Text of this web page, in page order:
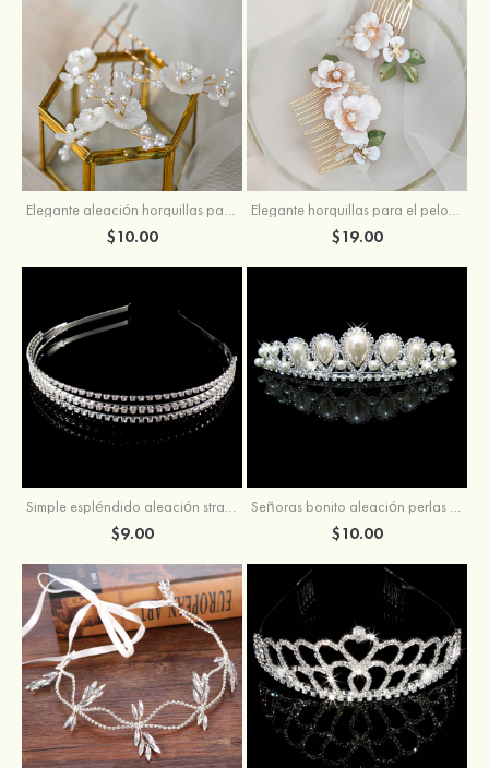
Elegante aleación horquillas para el pelo con perla
$10.00
Elegante horquillas para el pelo con perla
$19.00
Simple espléndido aleación strass diademas
$9.00
Señoras bonito aleación perlas strass peines y pasadores
$10.00